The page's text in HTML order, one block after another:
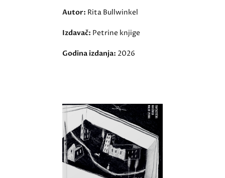
Autor: Rita Bullwinkel
Izdavač: Petrine knjige
Godina izdanja: 2026